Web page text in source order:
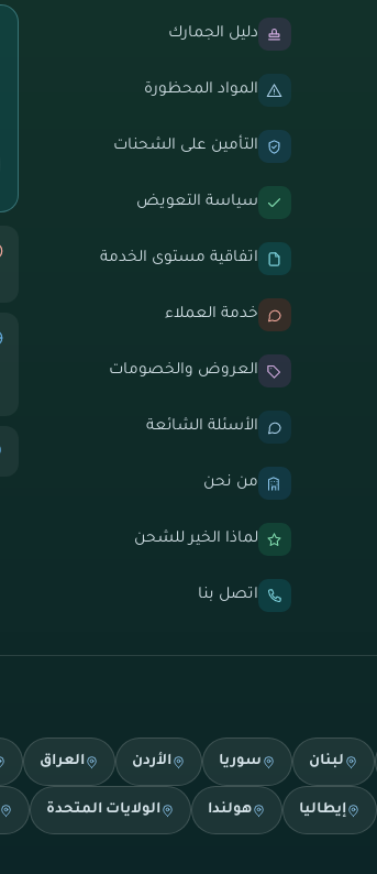
دليل الجمارك
المواد المحظورة
التأمين على الشحنات
سياسة التعويض
اتفاقية مستوى الخدمة
خدمة العملاء
العروض والخصومات
الأسئلة الشائعة
من نحن
لماذا الخير للشحن
اتصل بنا
لبنان سوريا الأردن العراق
إيطاليا هولندا الولايات المتحدة